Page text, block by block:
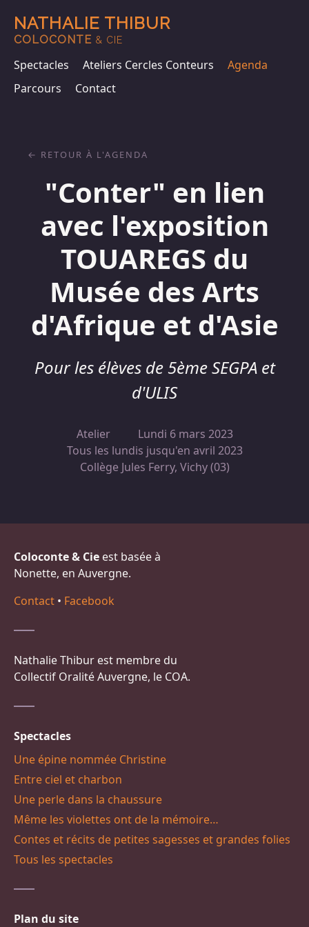
NATHALIE THIBUR
COLOCONTE & CIE
Spectacles Ateliers Cercles Conteurs
Agenda
Parcours
Contact
"Conter" en lien
avec l'exposition
TOUAREGS du
Musée des Arts
d'Afrique et d'Asie
Pour les élèves de 5ème SEGPA et
d'ULIS
Atelier
Lundi 6 mars 2023
Tous les lundis jusqu'en avril 2023
Collège Jules Ferry, Vichy (03)
RETOUR À L'AGENDA
Coloconte & Cie est basée à
Nonette, en Auvergne.
Contact • Facebook
Nathalie Thibur est membre du
Collectif Oralité Auvergne, le COA.
Spectacles
Une épine nommée Christine
Entre ciel et charbon
Une perle dans la chaussure
Même les violettes ont de la mémoire…
Contes et récits de petites sagesses et grandes folies
Tous les spectacles
Plan du site